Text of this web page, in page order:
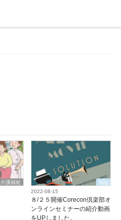
介護福祉
Vog
2022-08-15
８/２５開催Corecon倶楽部オ
ンラインセミナーの紹介動画
をUPしました。